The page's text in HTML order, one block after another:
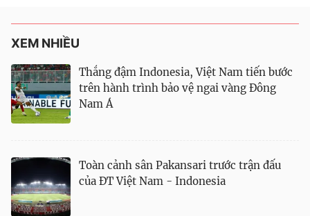
XEM NHIỀU
Thắng đậm Indonesia, Việt Nam tiến bước
trên hành trình bảo vệ ngai vàng Đông
Nam Á
Toàn cảnh sân Pakansari trước trận đấu
của ĐT Việt Nam - Indonesia